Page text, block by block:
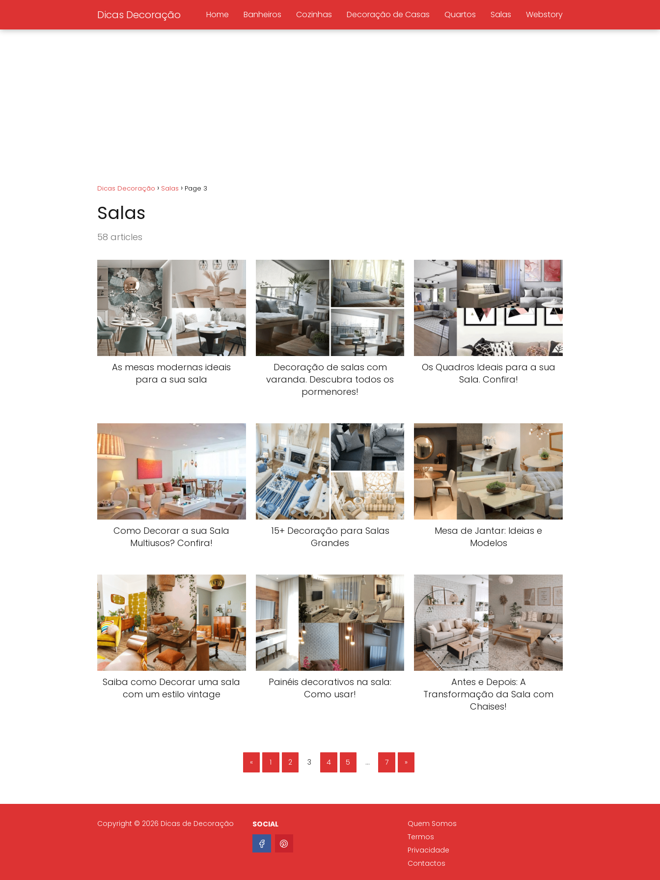
Dicas Decoração Home Banheiros Cozinhas Decoração de Casas Quartos Salas Webstory
Dicas Decoração Salas Page 3
Salas
58 articles
As mesas modernas ideais
para a sua sala
Decoração de salas com
varanda. Descubra todos os
pormenores!
Os Quadros Ideais para a sua
Sala. Confira!
Como Decorar a sua Sala
Multiusos? Confira!
15+ Decoração para Salas
Grandes
Mesa de Jantar: Ideias e
Modelos
Saiba como Decorar uma sala
com um estilo vintage
Painéis decorativos na sala:
Como usar!
Antes e Depois: A
Transformação da Sala com
Chaises!
« 1 2 3 4 5 … 7 »
Copyright © 2026 Dicas de Decoração SOCIAL
Quem Somos
Termos
Privacidade
Contactos